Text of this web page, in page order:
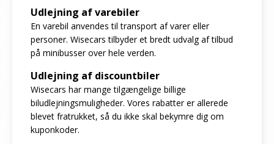
Udlejning af varebiler
En varebil anvendes til transport af varer eller
personer. Wisecars tilbyder et bredt udvalg af tilbud
på minibusser over hele verden.
Udlejning af discountbiler
Wisecars har mange tilgængelige billige
biludlejningsmuligheder. Vores rabatter er allerede
blevet fratrukket, så du ikke skal bekymre dig om
kuponkoder.